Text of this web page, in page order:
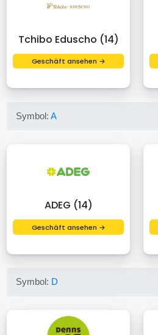
Tchibo Eduscho (14)
Geschäft ansehen →
Symbol:A
ADEG (14)
Geschäft ansehen →
Symbol: D